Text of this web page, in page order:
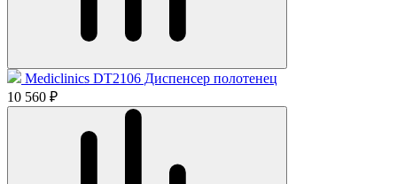
Mediclinics DT2106 Диспенсер полотенец
10 560 ₽